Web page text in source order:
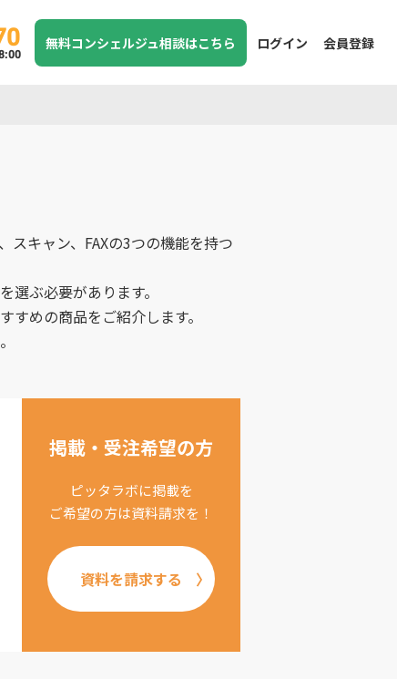
無料コンシェルジュ相談はこちら ログイン 会員登録
スキャン、FAXの3つの機能を持つ
選ぶ必要があります。
すめの商品をご紹介します。
掲載・受注希望の方
ピッタラボに掲載を
ご希望の方は資料請求を！
資料を請求する